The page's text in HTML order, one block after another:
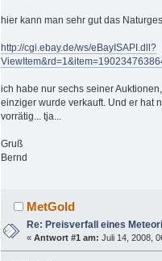
hier kann man sehr gut das
http://cgi.ebay.de/ws/eBayISAPI.dll?
ich habe nur sechs seiner
einziger wurde verkauft. Und er hat
vorrätig... tja...
Gruß
Bernd
MetGold
Re: Preisverfall eines
«Antwort #1 am: Juli 14, 2008,